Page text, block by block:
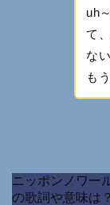
uh
て
な
も
ニッポンノワー
の歌詞や意味は？